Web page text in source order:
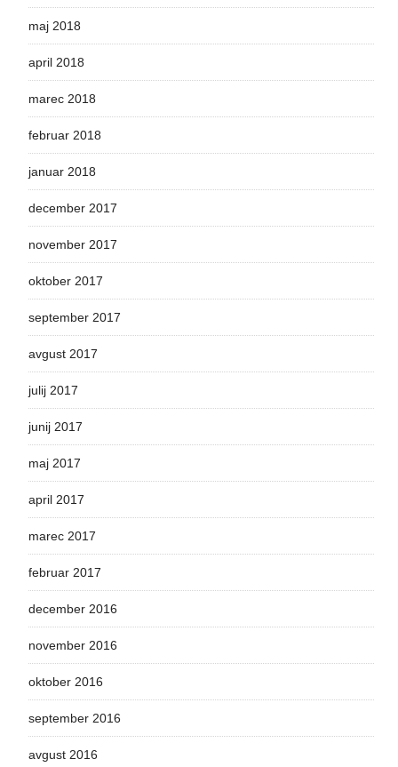
maj 2018
april 2018
marec 2018
februar 2018
januar 2018
december 2017
november 2017
oktober 2017
september 2017
avgust 2017
julij 2017
junij 2017
maj 2017
april 2017
marec 2017
februar 2017
december 2016
november 2016
oktober 2016
september 2016
avgust 2016